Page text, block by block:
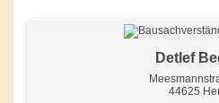
Detlef
44625